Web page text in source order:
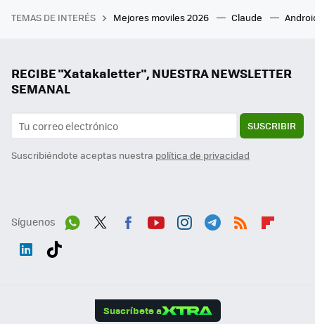
TEMAS DE INTERÉS Mejores moviles 2026 Claude
RECIBE "Xatakaletter", NUESTRA NEWSLETTER
SEMANAL
SUSCRIBIR
Suscribiéndote aceptas nuestra política de privacidad
Síguenos
Suscríbete a